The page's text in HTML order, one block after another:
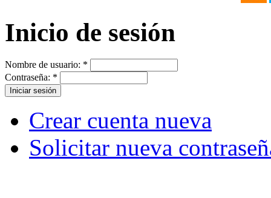
Inicio de sesión
Nombre de usuario: *
Contraseña: *
Crear cuenta nueva
Solicitar nueva